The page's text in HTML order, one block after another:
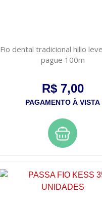
Fio dental tradicional hillo
pague 100m
R$ 7,00
PAGAMENTO À VISTA